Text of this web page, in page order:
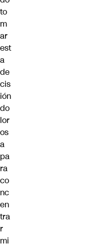
to
m
ar
est
a
de
cis
ión
do
lor
os
a
pa
ra
co
nc
en
tra
r
mi